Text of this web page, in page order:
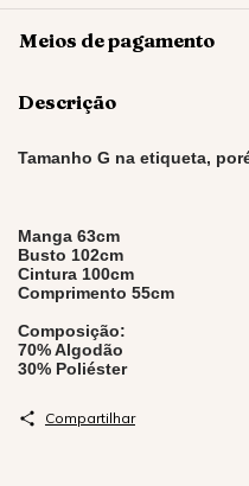
Meios de pagamento
Descrição
Tamanho G na etiqueta,
Manga 63cm
Busto 102cm
Cintura 100cm
Comprimento 55cm
Composição:
70% Algodão
30% Poliéster
Compartilhar